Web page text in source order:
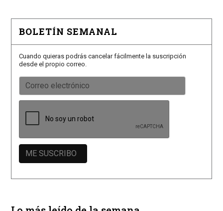
BOLETÍN SEMANAL
Cuando quieras podrás cancelar fácilmente la suscripción
desde el propio correo.